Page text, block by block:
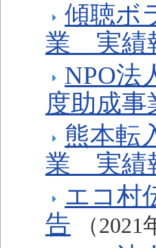
傾聴ボ
業 実績
NPO法
度助成
熊本転
業 実績
エコ村
告
（2021